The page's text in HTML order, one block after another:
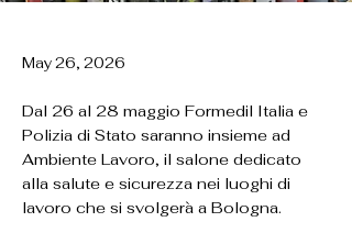
May 26, 2026
Dal 26 al 28 maggio Formedil Italia e
Polizia di Stato saranno insieme ad
Ambiente Lavoro, il salone dedicato
alla salute e sicurezza nei luoghi di
lavoro che si svolgerà a Bologna.